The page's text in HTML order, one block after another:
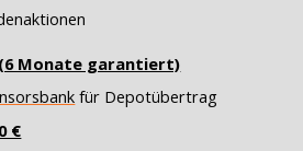
(6 Monate garantiert)
für Depotübertrag
€